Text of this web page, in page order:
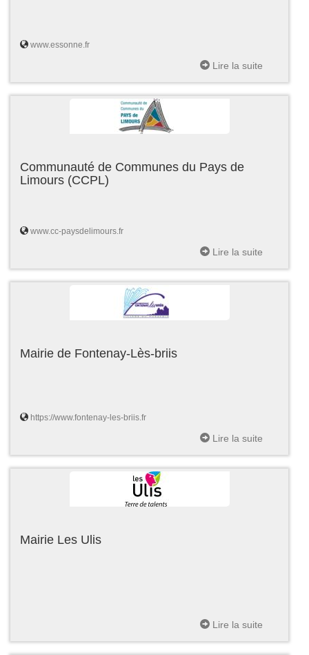
www.essonne.fr
Lire la suite
Communauté de Communes du Pays de
Limours (CCPL)
www.cc-paysdelimours.fr
Lire la suite
Mairie de Fontenay-Lès-briis
https://www.fontenay-les-briis.fr
Lire la suite
Mairie Les Ulis
Lire la suite